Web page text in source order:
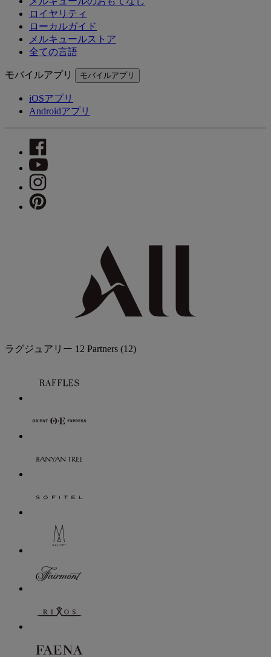
ロイヤリティ
ローカルガイド
メルキュールストア
全ての言語
モバイルアプリ モバイルアプリ
iOSアプリ
Androidアプリ
ラグジュアリー 12 Partners (12)